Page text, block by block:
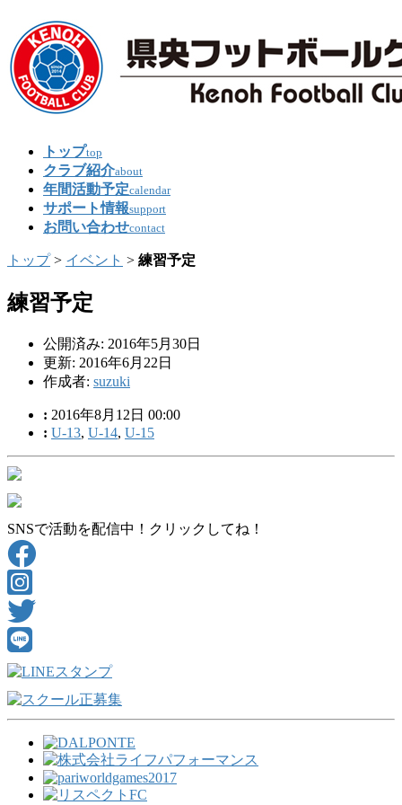
トップtop
クラブ紹介about
年間活動予定calendar
サポート情報support
お問い合わせcontact
トップ> イベント > 練習予定
練習予定
公開済み: 2016年5月30日
更新: 2016年6月22日
作成者: suzuki
: 2016年8月12日 00:00
: U-13, U-14, U-15
SNSで活動を配信中！クリックしてね！